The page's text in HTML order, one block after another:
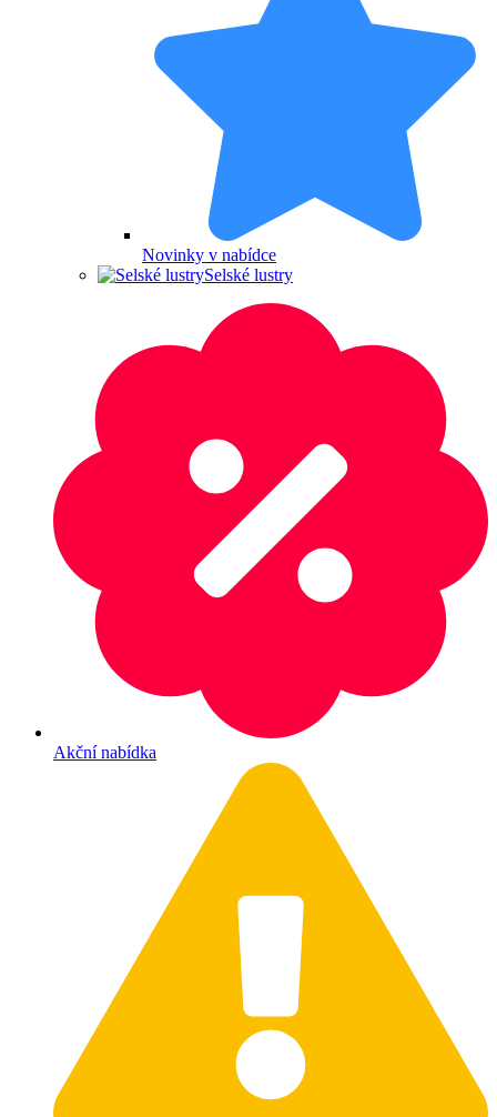
Novinky v nabídce
Selské lustry
Akční nabídka